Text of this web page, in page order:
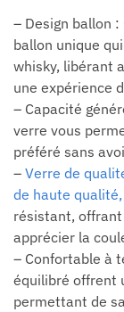
– Design ballon
ballon unique
whisky, libérant
une expérience
– Capacité
verre vous
préféré sans
– Verre de
de haute
résistant,
apprécier la
– Confortable à
équilibré offrent
permettant de